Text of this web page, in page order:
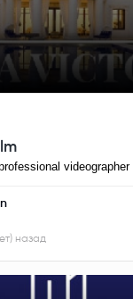
videographer
назад